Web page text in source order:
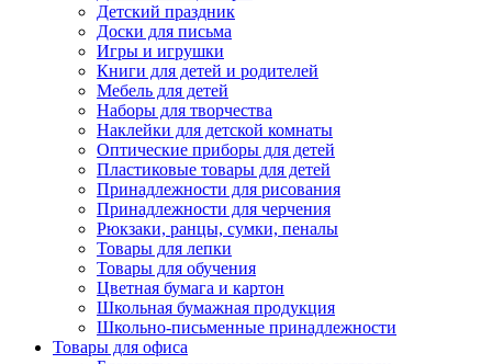
Детский праздник
Доски для письма
Игры и игрушки
Книги для детей и родителей
Мебель для детей
Наборы для творчества
Наклейки для детской комнаты
Оптические приборы для детей
Пластиковые товары для детей
Принадлежности для рисования
Принадлежности для черчения
Рюкзаки, ранцы, сумки, пеналы
Товары для лепки
Товары для обучения
Цветная бумага и картон
Школьная бумажная продукция
Школьно-письменные принадлежности
Товары для офиса